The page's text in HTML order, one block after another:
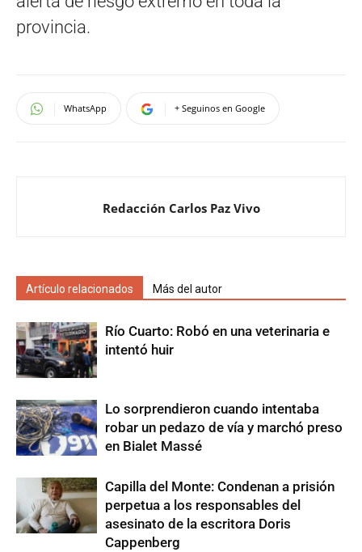
provincia.
WhatsApp + Seguinos en Google
Redacción Carlos Paz Vivo
Artículo relacionados Más del autor
Río Cuarto: Robó en una veterinaria e
intentó huir
Lo sorprendieron cuando intentaba
robar un pedazo de vía y marchó preso
en Bialet Massé
Capilla del Monte: Condenan a prisión
perpetua a los responsables del
asesinato de la escritora Doris
Cappenberg